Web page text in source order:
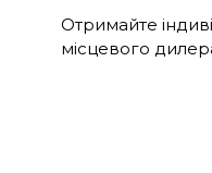
Отримайте
місцевого